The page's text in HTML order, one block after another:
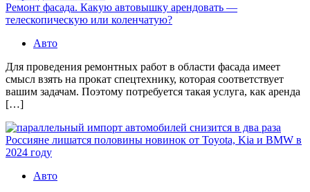
Ремонт фасада. Какую автовышку арендовать —
телескопическую или коленчатую?
Авто
Для проведения ремонтных работ в области фасада имеет
смысл взять на прокат спецтехнику, которая соответствует
вашим задачам. Поэтому потребуется такая услуга, как аренда
[…]
Россияне лишатся половины новинок от Toyota, Kia и BMW в
2024 году
Авто